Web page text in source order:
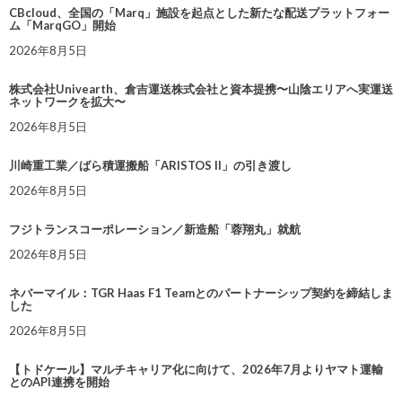
CBcloud、全国の「Marq」施設を起点とした新たな配送プラットフォー
ム「MarqGO」開始
2026年8月5日
株式会社Univearth、倉吉運送株式会社と資本提携〜山陰エリアへ実運送
ネットワークを拡大〜
2026年8月5日
川崎重工業／ばら積運搬船「ARISTOS II」の引き渡し
2026年8月5日
フジトランスコーポレーション／新造船「蓉翔丸」就航
2026年8月5日
ネバーマイル：TGR Haas F1 Teamとのパートナーシップ契約を締結しま
した
2026年8月5日
【トドケール】マルチキャリア化に向けて、2026年7月よりヤマト運輸
とのAPI連携を開始